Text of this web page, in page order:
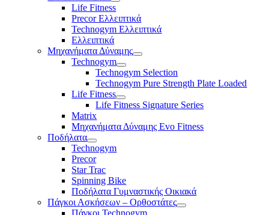
Life Fitness
Precor Ελλειπτικά
Technogym Ελλειπτικά
Ελλειπτικά
Μηχανήματα Δύναμης
Technogym
Technogym Selection
Technogym Pure Strength Plate Loaded
Life Fitness
Life Fitness Signature Series
Matrix
Μηχανήματα Δύναμης Evo Fitness
Ποδήλατα
Technogym
Precor
Star Trac
Spinning Bike
Ποδήλατα Γυμναστικής Οικιακά
Πάγκοι Ασκήσεων – Ορθοστάτες
Πάγκοι Technogym